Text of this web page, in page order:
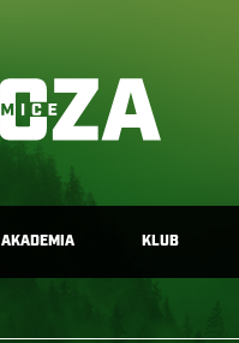
AKADEMIA KLUB